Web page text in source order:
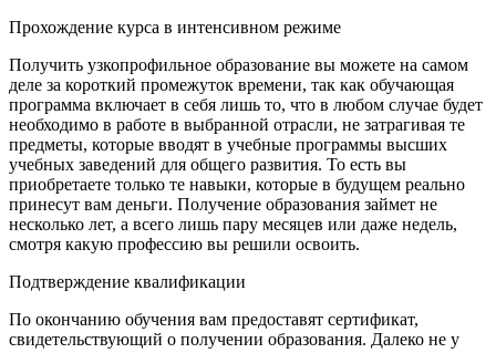
Прохождение курса в интенсивном режиме
Получить узкопрофильное образование вы можете на самом
деле за короткий промежуток времени, так как обучающая
программа включает в себя лишь то, что в любом случае будет
необходимо в работе в выбранной отрасли, не затрагивая те
предметы, которые вводят в учебные программы высших
учебных заведений для общего развития. То есть вы
приобретаете только те навыки, которые в будущем реально
принесут вам деньги. Получение образования займет не
несколько лет, а всего лишь пару месяцев или даже недель,
смотря какую профессию вы решили освоить.
Подтверждение квалификации
По окончанию обучения вам предоставят сертификат,
свидетельствующий о получении образования. Далеко не у